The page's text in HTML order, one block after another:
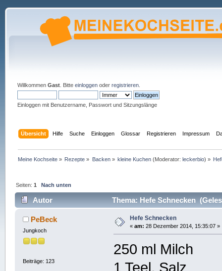
Willkommen Gast. Bitte einloggenoder registrieren.
Einloggen mit Benutzername, Passwort und Sitzungslänge
Übersicht Hilfe Suche Einloggen Glossar Registrieren Impressum
Meine Kochseite » Rezepte » Backen» kleine Kuchen (Moderator:leckerbio) »
Seiten:1 Nach unten
Autor Thema: Hefe Schnecken
PeBeck
Jungkoch
Beiträge: 123
Hefe Schnecken
« am: 28 Dezember 2014, 15:35:07 »
250 ml Milch
1 Teel. Salz